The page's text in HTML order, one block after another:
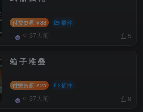
付费资源 ￥88 插件
37天前 5
箱 子 堆 叠
付费资源 ￥25 插件
37天前 9